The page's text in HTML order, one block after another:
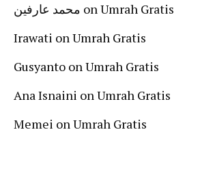
محمد عارفين onUmrah Gratis
Irawati onUmrah Gratis
Gusyanto onUmrah Gratis
Ana Isnaini onUmrah Gratis
Memei onUmrah Gratis